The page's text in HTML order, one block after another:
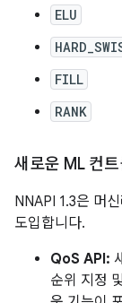
ELU
FILL
RANK
새로운 ML 컨
NNAPI 1.3은 머
도입합니다.
QoS API:
순위 지정